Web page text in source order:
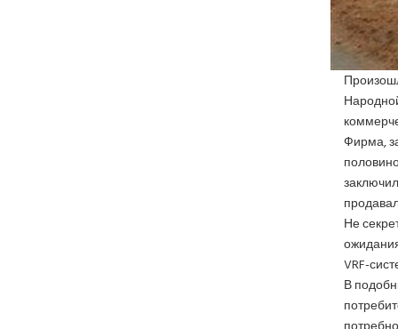
Фирма,
Не
VRF-
В